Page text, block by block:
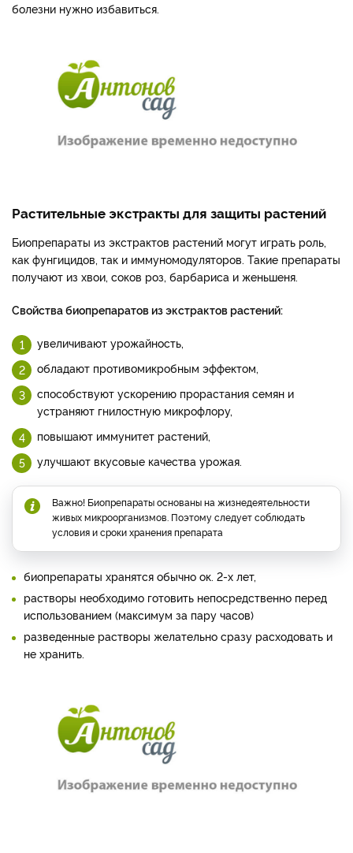
болезни нужно избавиться.
Растительные экстракты для защиты растений
Биопрепараты из экстрактов растений могут играть роль,
как фунгицидов, так и иммуномодуляторов. Такие препараты
получают из хвои, соков роз, барбариса и женьшеня.
Свойства биопрепаратов из экстрактов растений:
увеличивают урожайность,
обладают противомикробным эффектом,
способствуют ускорению прорастания семян и
устраняют гнилостную микрофлору,
повышают иммунитет растений,
улучшают вкусовые качества урожая.
Важно! Биопрепараты основаны на жизнедеятельности
живых микроорганизмов. Поэтому следует соблюдать
условия и сроки хранения препарата
биопрепараты хранятся обычно ок. 2-х лет,
растворы необходимо готовить непосредственно перед
использованием (максимум за пару часов)
разведенные растворы желательно сразу расходовать и
не хранить.